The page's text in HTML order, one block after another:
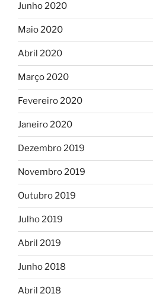
Junho 2020
Maio 2020
Abril 2020
Março 2020
Fevereiro 2020
Janeiro 2020
Dezembro 2019
Novembro 2019
Outubro 2019
Julho 2019
Abril 2019
Junho 2018
Abril 2018